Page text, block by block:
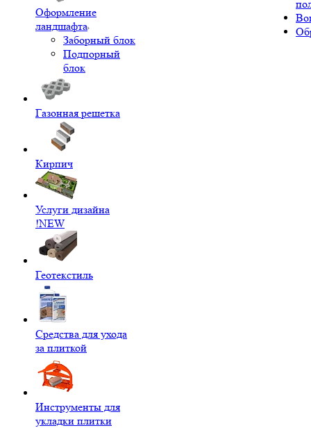
Оформление
ландшафта
Заборный блок
Подпорный
блок
Газонная решетка
Кирпич
Услуги дизайна
!NEW
Геотекстиль
Средства для ухода
за плиткой
Инструменты для
укладки плитки